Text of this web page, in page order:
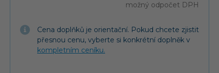
možný odpočet DPH
Cena doplňků je orientační. Pokud chcete zjistit
přesnou cenu, vyberte si konkrétní doplněk v
kompletním ceníku.